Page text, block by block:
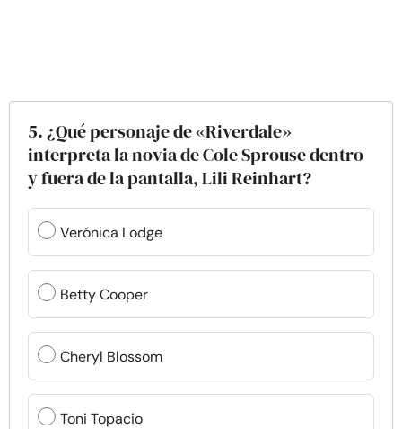
5. ¿Qué personaje de «Riverdale»
interpreta la novia de Cole Sprouse dentro
y fuera de la pantalla, Lili Reinhart?
Verónica Lodge
Betty Cooper
Cheryl Blossom
Toni Topacio